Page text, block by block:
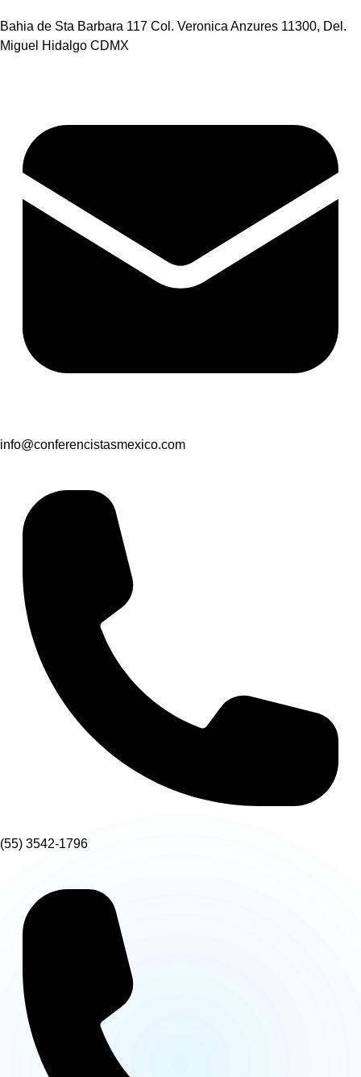
Bahia de Sta Barbara 117 Col. Veronica Anzures 11300, Del.
Miguel Hidalgo CDMX
info@conferencistasmexico.com
(55) 3542-1796